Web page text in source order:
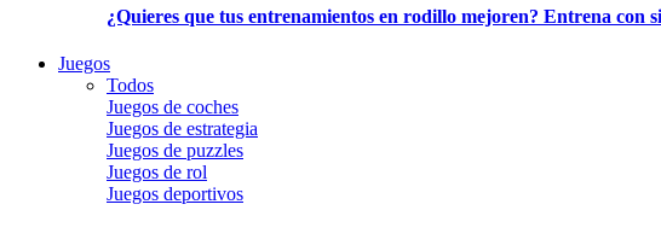
¿Quieres que tus entrenamientos en rodillo mejoren? Entrena con
Juegos
Todos
Juegos de coches
Juegos de estrategia
Juegos de puzzles
Juegos de rol
Juegos deportivos